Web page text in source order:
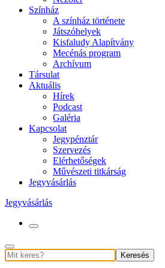
Színház
A színház története
Játszóhelyek
Kisfaludy Alapítvány
Mecénás program
Archívum
Társulat
Aktuális
Hírek
Podcast
Galéria
Kapcsolat
Jegypénztár
Szervezés
Elérhetőségek
Művészeti titkárság
Jegyvásárlás
Jegyvásárlás
Keresés